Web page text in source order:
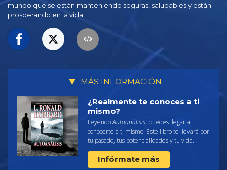
mundo que se están manteniendo seguras, saludables y están
prosperando en la vida.
MÁS INFORMACIÓN
¿Realmente te conoces a ti
mismo?
LeyendoAutoanálisis, puedes llegar a
conocerte a ti mismo. Este libro te llevará por
tu pasado, tus potencialidades y tu vida.
Infórmate más